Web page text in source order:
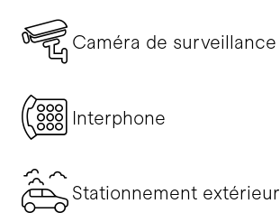
Caméra de surveillance
Interphone
Stationnement extérieur